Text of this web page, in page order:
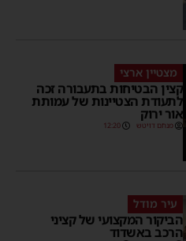
מצטיין ארצי
קצין הבטיחות בתעבורה זכה
לתעודת הצטיינות של עמותת
אור ירוק
מנחם דויטש 12:20
עיר מודל
הביקור המקצועי של קציני
הרכב באשדוד